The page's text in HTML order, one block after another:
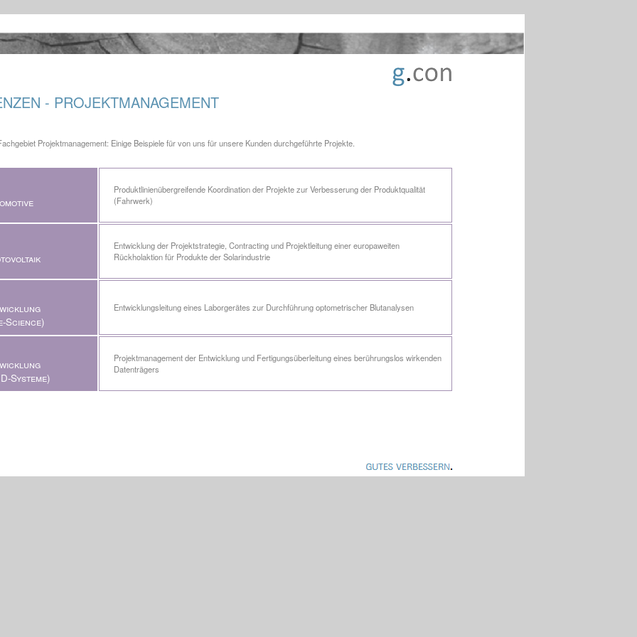
- PROJEKTMANAGEMENT
Projektmanagement: Einige Beispiele für von uns für unsere Kunden durchgeführte Projekte.
Produktlinienübergreifende Koordination der Projekte zur Verbesserung der Produktqualität
(Fahrwerk)
Entwicklung der Projektstrategie, Contracting und Projektleitung einer europaweiten
Rückholaktion für Produkte der Solarindustrie
Science)
Entwicklungsleitung eines Laborgerätes zur Durchführung optometrischer Blutanalysen
Systeme)
Projektmanagement der Entwicklung und Fertigungsüberleitung eines berührungslos wirkenden
Datenträgers